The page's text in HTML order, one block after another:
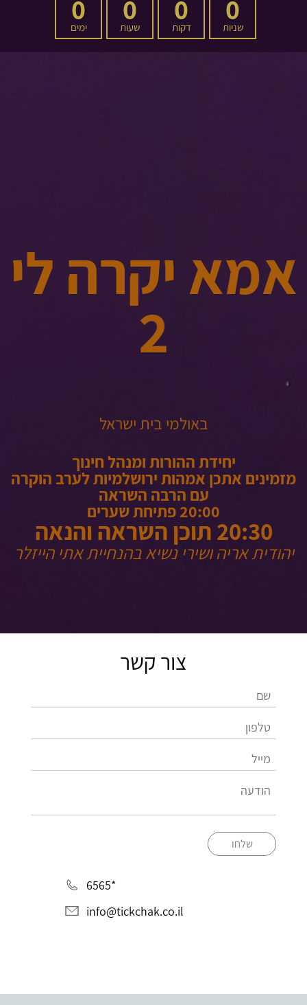
0
שניות
0
דקות
0
שעות
0
ימים
אמא יקרה לי
2
באולמי בית ישראל
יחידת ההורות ומנהל חינוך
מזמינים אתכן אמהות ירושלמיות לערב הוקרה
עם הרבה השראה
20:00 פתיחת שערים
20:30 תוכן השראה והנאה
יהודית אריה ושירי נשיא בהנחיית אתי הייזלר
צור קשר
שלחו
*6565
info@tickchak.co.il